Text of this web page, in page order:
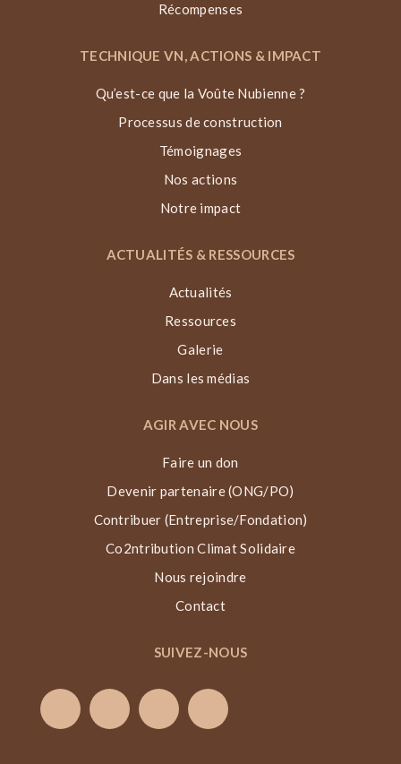
Récompenses
TECHNIQUE VN, ACTIONS & IMPACT
Qu’est-ce que la Voûte Nubienne ?
Processus de construction
Témoignages
Nos actions
Notre impact
ACTUALITÉS & RESSOURCES
Actualités
Ressources
Galerie
Dans les médias
AGIR AVEC NOUS
Faire un don
Devenir partenaire (ONG/PO)
Contribuer (Entreprise/Fondation)
Co2ntribution Climat Solidaire
Nous rejoindre
Contact
SUIVEZ-NOUS